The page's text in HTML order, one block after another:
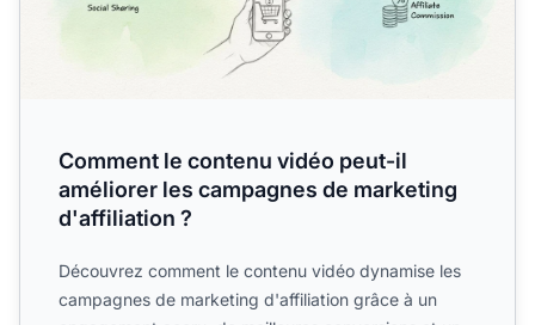
Comment le contenu vidéo peut-il
améliorer les campagnes de marketing
d'affiliation ?
Découvrez comment le contenu vidéo dynamise les
campagnes de marketing d'affiliation grâce à un